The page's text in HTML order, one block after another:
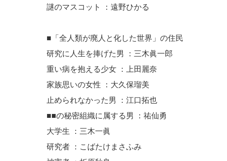
謎のマスコット ：遠野ひかる
■「全人類が廃人と化した世界」の住民
研究に人生を捧げた男 ：三木眞一郎
重い病を抱える少女 ：上田麗奈
家族思いの女性 ：大久保瑠美
止められなかった男 ：江口拓也
■■の秘密組織に属する男 ：祐仙勇
大学生 ：三木一眞
研究者 ：こばたけまさふみ